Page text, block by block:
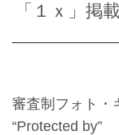
「１ｘ」掲
審査制フォト
“Protected by”